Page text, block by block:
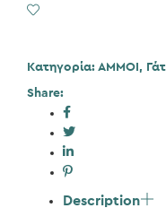
Κατηγορία: ΑΜΜΟΙ ,
Share:
Description